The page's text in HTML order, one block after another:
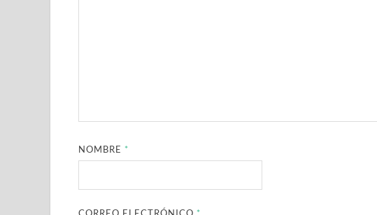
NOMBRE *